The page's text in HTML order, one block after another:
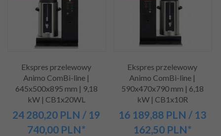
Ekspres przelewowy
Animo ComBi-line |
645x500x895 mm | 9,18
kW | CB1x20WL
24 280,20 PLN / 19
740,00 PLN*
Ekspres przelewowy
Animo ComBi-line |
590x470x790 mm | 6,18
kW | CB1x10R
16 189,88 PLN / 13
162,50 PLN*